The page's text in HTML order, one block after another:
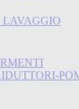
LAVAGGIO